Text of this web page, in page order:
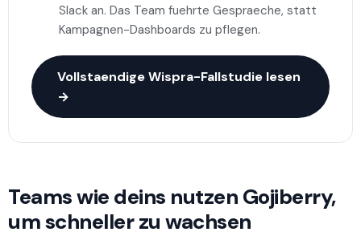
Slack an. Das Team fuehrte Gespraeche, statt
Kampagnen-Dashboards zu pflegen.
Vollstaendige Wispra-Fallstudie lesen
→
Teams wie deins nutzen Gojiberry,
um schneller zu wachsen